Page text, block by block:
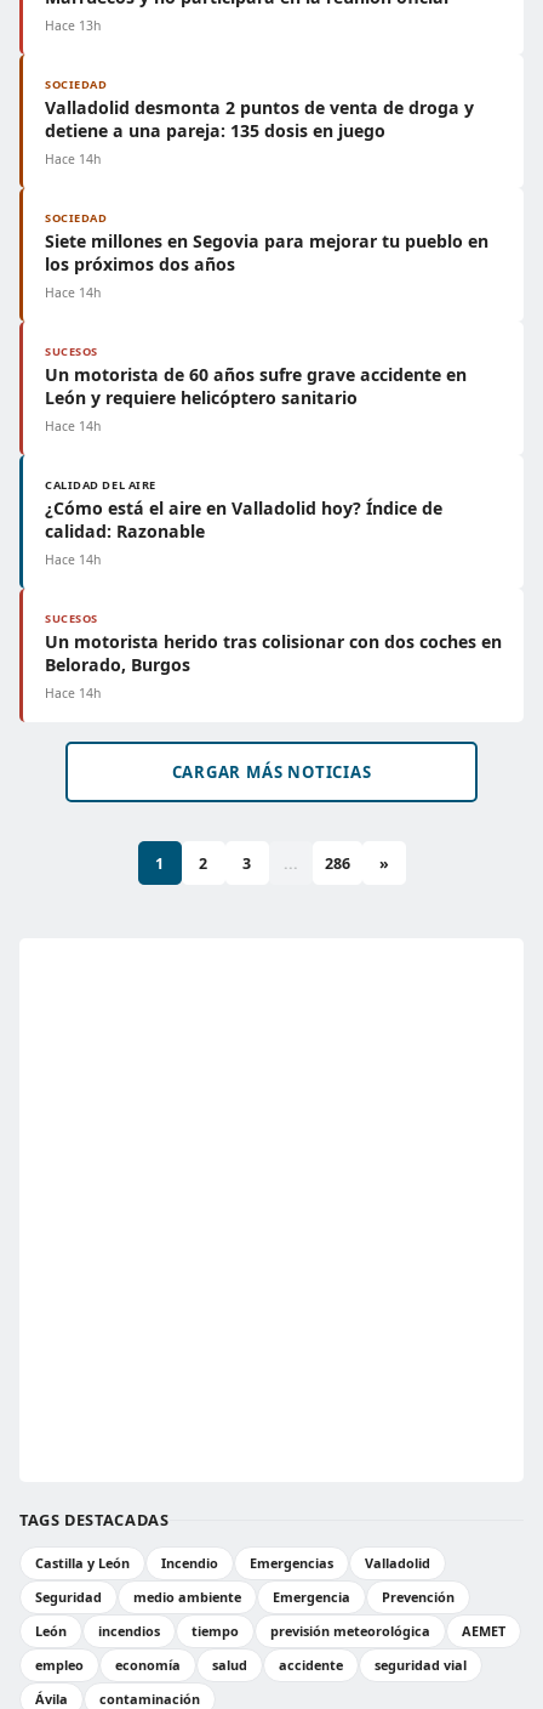
Hace 13h
SOCIEDAD
Valladolid desmonta 2 puntos de venta de droga y
detiene a una pareja: 135 dosis en juego
Hace 14h
SOCIEDAD
Siete millones en Segovia para mejorar tu pueblo en
los próximos dos años
Hace 14h
SUCESOS
Un motorista de 60 años sufre grave accidente en
León y requiere helicóptero sanitario
Hace 14h
CALIDAD DEL AIRE
¿Cómo está el aire en Valladolid hoy? Índice de
calidad: Razonable
Hace 14h
SUCESOS
Un motorista herido tras colisionar con dos coches en
Belorado, Burgos
Hace 14h
CARGAR MÁS NOTICIAS
1 2 3 ... 286 »
TAGS DESTACADAS
Castilla y León Incendio Emergencias
Valladolid
Seguridad
medio ambiente Emergencia
Prevención
León
incendios tiempo previsión meteorológica
AEMET
empleo
economía salud accidente
seguridad vial
Ávila
contaminación